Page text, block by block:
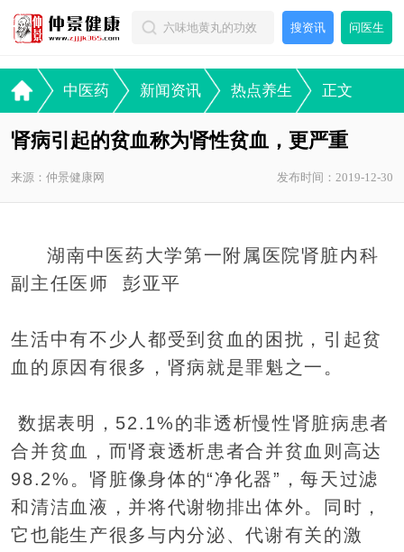
搜资讯 问医生
中医药 新闻资讯 热点养生 正文
肾病引起的贫血称为肾性贫血，更严重
来源：仲景健康网 发布时间：2019-12-30
湖南中医药大学第一附属医院肾脏内科
副主任医师 彭亚平
生活中有不少人都受到贫血的困扰，引起贫
血的原因有很多，肾病就是罪魁之一。
数据表明，52.1%的非透析慢性肾脏病患者
合并贫血，而肾衰透析患者合并贫血则高达
98.2%。肾脏像身体的“净化器”，每天过滤
和清洁血液，并将代谢物排出体外。同时，
它也能生产很多与内分泌、代谢有关的激